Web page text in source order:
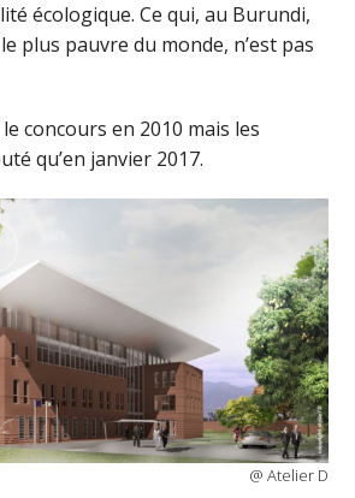
écologique. Ce qui, au Burundi,
plus pauvre du monde, n’est pas
concours en 2010 mais les
qu’en janvier 2017.
@ Atelier D